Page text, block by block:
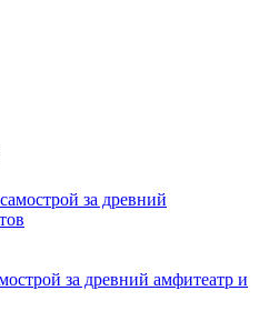
за древний амфитеатр и